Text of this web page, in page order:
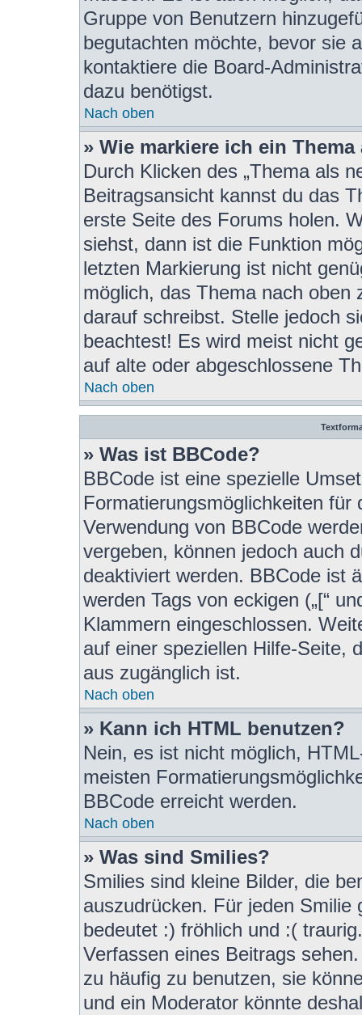
Gruppe von Benutzern
begutachten möchte, bevor sie
kontaktiere die Board-
dazu benötigst.
Nach oben
» Wie markiere ich ein Thema
Durch Klicken des „Thema als
Beitragsansicht kannst du das
erste Seite des Forums holen.
siehst, dann ist die Funktion
letzten Markierung ist nicht
möglich, das Thema nach oben
darauf schreibst. Stelle jedoch
beachtest! Es wird meist nicht
auf alte oder abgeschlossene
Nach oben
» Was ist BBCode?
BBCode ist eine spezielle
Formatierungsmöglichkeiten
Verwendung von BBCode
vergeben, können jedoch auch
deaktiviert werden. BBCode ist
werden Tags von eckigen („[“
Klammern eingeschlossen.
auf einer speziellen Hilfe-Seite,
aus zugänglich ist.
Nach oben
» Kann ich HTML benutzen?
Nein, es ist nicht möglich,
meisten
BBCode erreicht werden.
Nach oben
» Was sind Smilies?
Smilies sind kleine Bilder, die
auszudrücken. Für jeden
bedeutet :) fröhlich und :(
Verfassen eines Beitrags
zu häufig zu benutzen, sie
und ein Moderator könnte